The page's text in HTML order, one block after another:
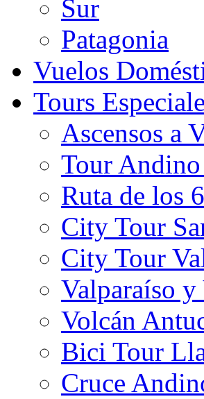
Sur
Patagonia
Vuelos
Tours
Ascensos a
Tour
Ruta de los
City Tour
City Tour
Valparaíso
Volcán
Bici Tour
Cruce